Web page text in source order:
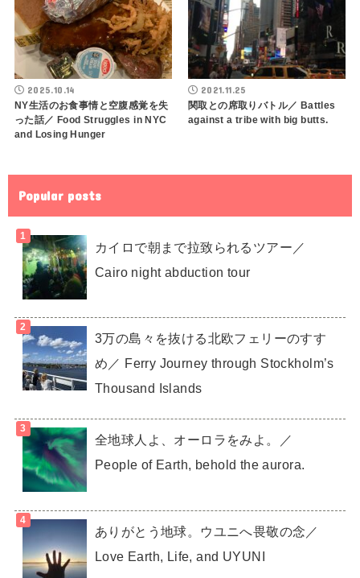
2025.10.14
NY生活のお食事情と空腹感覚を失
った話／ Food Struggles in NYC
and Losing Hunger
2021.11.25
関取との席取りバトル／ Battles
against a tribe with big butts.
Popular posts
カイロで朝まで拉致られるツアー／
Cairo night abduction tour
3万の島々を抜ける北欧フェリーのすす
め／ Ferry Journey through Stockholm’s
Thousand Islands
全地球人よ、オーロラをみよ。／
People of Earth, behold the aurora.
ありがとう地球。ウユニへ畏敬の念／
Love Earth, Life, and UYUNI